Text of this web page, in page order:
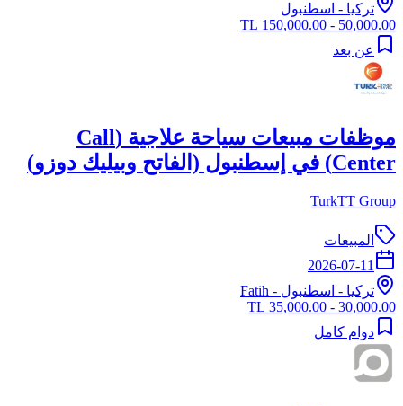
تركيا - اسطنبول
50,000.00 - 150,000.00 TL
عن بعد
موظفات مبيعات سياحة علاجية (Call
Center) في إسطنبول (الفاتح وبيليك دوزو)
TurkTT Group
المبيعات
2026-07-11
تركيا - اسطنبول - Fatih
30,000.00 - 35,000.00 TL
دوام كامل